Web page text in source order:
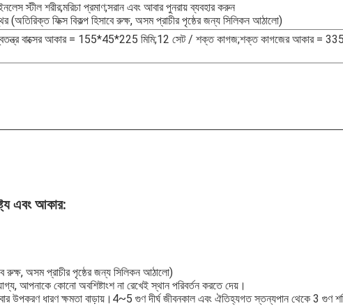
স্টীল শরীর;মরিচা প্রমাণ;সরান এবং আবার পুনরায় ব্যবহার করুন
(অতিরিক্ত ফিক্স বিকল্প হিসাবে রুক্ষ, অসম প্রাচীর পৃষ্ঠের জন্য সিলিকন আঠালো)
বাক্সের আকার = 155*45*225 মিমি;12 সেট / শক্ত কাগজ;শক্ত কাগজের আকার =
এবং আকার:
রুক্ষ, অসম প্রাচীর পৃষ্ঠের জন্য সিলিকন আঠালো)
আপনাকে কোনো অবশিষ্টাংশ না রেখেই স্থান পরিবর্তন করতে দেয়।
উপকরণ ধারণ ক্ষমতা বাড়ায়।4~5 গুণ দীর্ঘ জীবনকাল এবং ঐতিহ্যগত স্তন্যপান থেকে 3 গুণ